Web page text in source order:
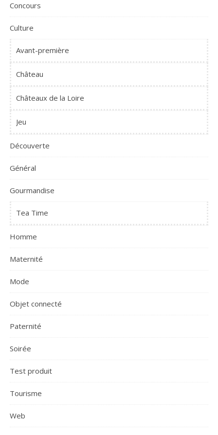
Concours
Culture
Avant-première
Château
Châteaux de la Loire
Jeu
Découverte
Général
Gourmandise
Tea Time
Homme
Maternité
Mode
Objet connecté
Paternité
Soirée
Test produit
Tourisme
Web